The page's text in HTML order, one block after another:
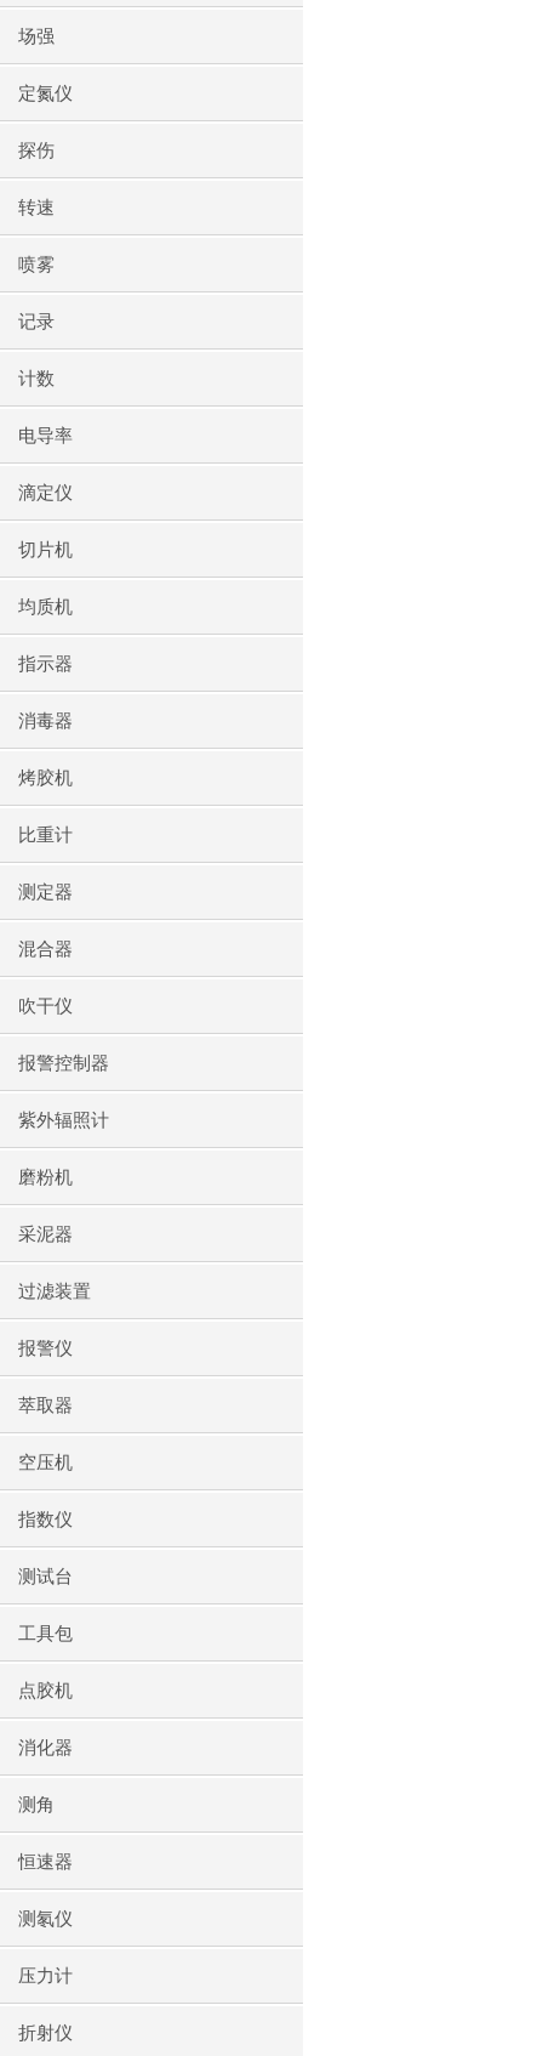
场强
定氮仪
探伤
转速
喷雾
记录
计数
电导率
滴定仪
切片机
均质机
指示器
消毒器
烤胶机
比重计
测定器
混合器
吹干仪
报警控制器
紫外辐照计
磨粉机
采泥器
过滤装置
报警仪
萃取器
空压机
指数仪
测试台
工具包
点胶机
消化器
测角
恒速器
测氡仪
压力计
折射仪